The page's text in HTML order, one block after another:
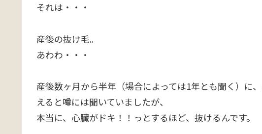
それは・・・
産後の抜け毛。
あわわ・・・
産後数ヶ月から半年（場合によっては1年とも聞く）に
えると噂には聞いていましたが、
本当に、心臓がドキ！！っとするほど、抜けるんです。